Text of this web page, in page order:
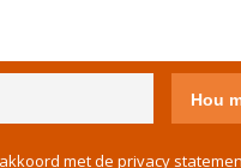
DISCLAIMER
COOKIE POLICY
met de privacy